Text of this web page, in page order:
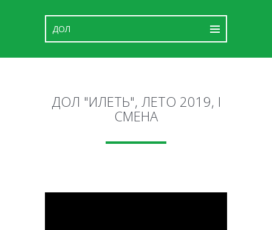
ДОЛ "ИЛЕТЬ", ЛЕТО 2019, I
СМЕНА